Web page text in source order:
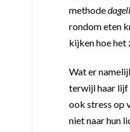
methode
rondom eten
kijken hoe het
Wat er
terwijl haar lijf
ook stress op
niet naar hun